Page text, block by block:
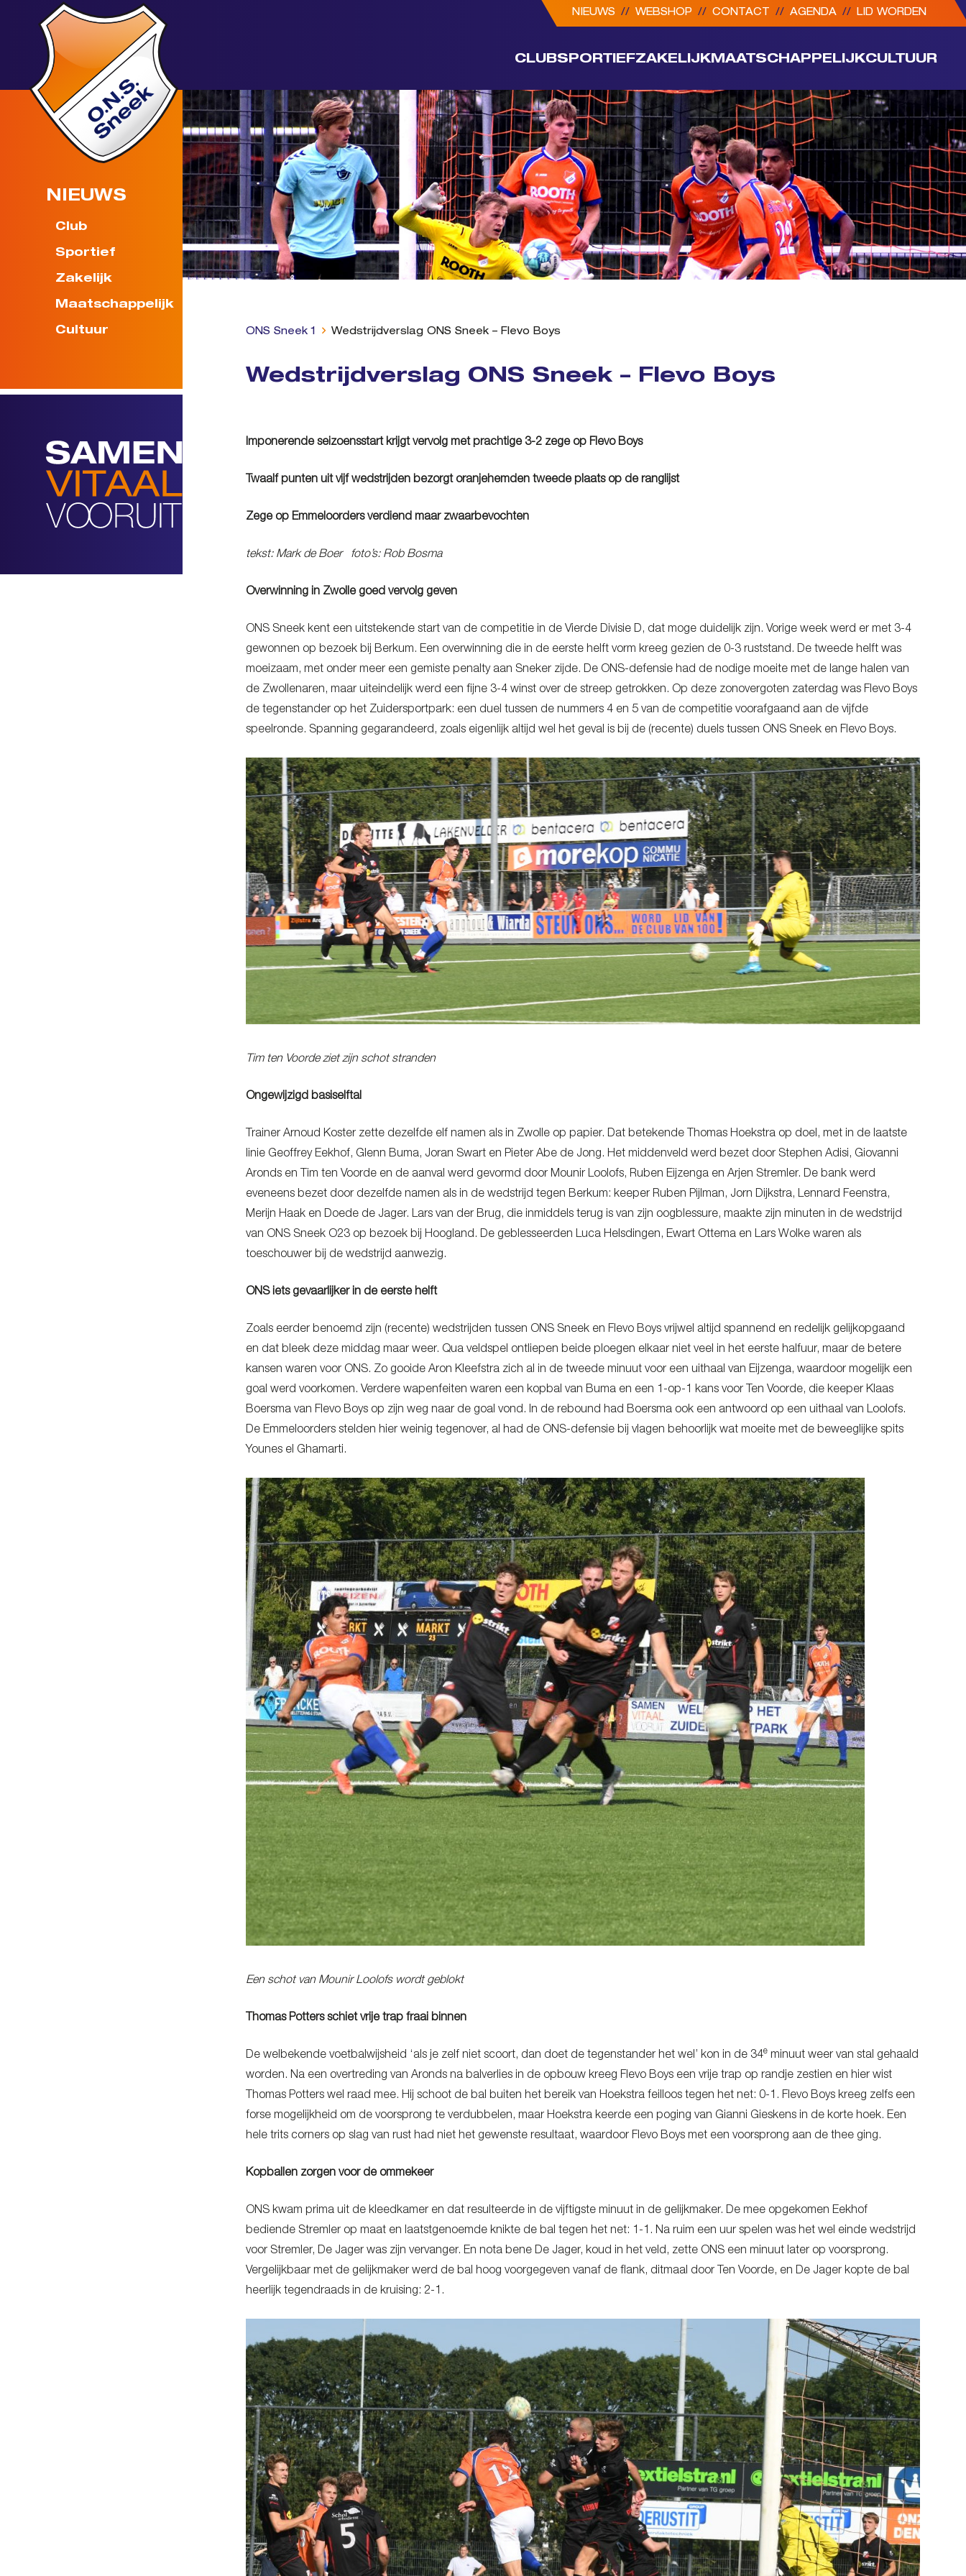
NIEUWS // WEBSHOP // CONTACT // AGENDA // LID WORDEN
CLUBSPORTIEFZAKELIJK MAATSCHAPPELIJKCULTUUR
NIEUWS
Club
Sportief
Zakelijk
Maatschappelijk
Cultuur ONS Sneek 1 Wedstrijdverslag ONS Sneek – Flevo Boys
Wedstrijdverslag ONS Sneek – Flevo Boys
Imponerende seizoensstart krijgt vervolg met prachtige 3-2 zege op Flevo Boys
Twaalf punten uit vijf wedstrijden bezorgt oranjehemden tweede plaats op de ranglijst
Zege op Emmeloorders verdiend maar zwaarbevochten
tekst: Mark de Boer foto’s: Rob Bosma
Overwinning in Zwolle goed vervolg geven
ONS Sneek kent een uitstekende start van de competitie in de Vierde Divisie D, dat moge duidelijk zijn. Vorige week werd er met 3-4
gewonnen op bezoek bij Berkum. Een overwinning die in de eerste helft vorm kreeg gezien de 0-3 ruststand. De tweede helft was
moeizaam, met onder meer een gemiste penalty aan Sneker zijde. De ONS-defensie had de nodige moeite met de lange halen van
de Zwollenaren, maar uiteindelijk werd een fijne 3-4 winst over de streep getrokken. Op deze zonovergoten zaterdag was Flevo Boys
de tegenstander op het Zuidersportpark: een duel tussen de nummers 4 en 5 van de competitie voorafgaand aan de vijfde
speelronde. Spanning gegarandeerd, zoals eigenlijk altijd wel het geval is bij de (recente) duels tussen ONS Sneek en Flevo Boys.
Tim ten Voorde ziet zijn schot stranden
Ongewijzigd basiselftal
Trainer Arnoud Koster zette dezelfde elf namen als in Zwolle op papier. Dat betekende Thomas Hoekstra op doel, met in de laatste
linie Geoffrey Eekhof, Glenn Buma, Joran Swart en Pieter Abe de Jong. Het middenveld werd bezet door Stephen Adisi, Giovanni
Aronds en Tim ten Voorde en de aanval werd gevormd door Mounir Loolofs, Ruben Eijzenga en Arjen Stremler. De bank werd
eveneens bezet door dezelfde namen als in de wedstrijd tegen Berkum: keeper Ruben Pijlman, Jorn Dijkstra, Lennard Feenstra,
Merijn Haak en Doede de Jager. Lars van der Brug, die inmiddels terug is van zijn oogblessure, maakte zijn minuten in de wedstrijd
van ONS Sneek O23 op bezoek bij Hoogland. De geblesseerden Luca Helsdingen, Ewart Ottema en Lars Wolke waren als
toeschouwer bij de wedstrijd aanwezig.
ONS iets gevaarlijker in de eerste helft
Zoals eerder benoemd zijn (recente) wedstrijden tussen ONS Sneek en Flevo Boys vrijwel altijd spannend en redelijk gelijkopgaand
en dat bleek deze middag maar weer. Qua veldspel ontliepen beide ploegen elkaar niet veel in het eerste halfuur, maar de betere
kansen waren voor ONS. Zo gooide Aron Kleefstra zich al in de tweede minuut voor een uithaal van Eijzenga, waardoor mogelijk een
goal werd voorkomen. Verdere wapenfeiten waren een kopbal van Buma en een 1-op-1 kans voor Ten Voorde, die keeper Klaas
Boersma van Flevo Boys op zijn weg naar de goal vond. In de rebound had Boersma ook een antwoord op een uithaal van Loolofs.
De Emmeloorders stelden hier weinig tegenover, al had de ONS-defensie bij vlagen behoorlijk wat moeite met de beweeglijke spits
Younes el Ghamarti.
Een schot van Mounir Loolofs wordt geblokt
Thomas Potters schiet vrije trap fraai binnen
De welbekende voetbalwijsheid ‘als je zelf niet scoort, dan doet de tegenstander het wel’ kon in de 34e minuut weer van stal gehaald
worden. Na een overtreding van Aronds na balverlies in de opbouw kreeg Flevo Boys een vrije trap op randje zestien en hier wist
Thomas Potters wel raad mee. Hij schoot de bal buiten het bereik van Hoekstra feilloos tegen het net: 0-1. Flevo Boys kreeg zelfs een
forse mogelijkheid om de voorsprong te verdubbelen, maar Hoekstra keerde een poging van Gianni Gieskens in de korte hoek. Een
hele trits corners op slag van rust had niet het gewenste resultaat, waardoor Flevo Boys met een voorsprong aan de thee ging.
Kopballen zorgen voor de ommekeer
ONS kwam prima uit de kleedkamer en dat resulteerde in de vijftigste minuut in de gelijkmaker. De mee opgekomen Eekhof
bediende Stremler op maat en laatstgenoemde knikte de bal tegen het net: 1-1. Na ruim een uur spelen was het wel einde wedstrijd
voor Stremler, De Jager was zijn vervanger. En nota bene De Jager, koud in het veld, zette ONS een minuut later op voorsprong.
Vergelijkbaar met de gelijkmaker werd de bal hoog voorgegeven vanaf de flank, ditmaal door Ten Voorde, en De Jager kopte de bal
heerlijk tegendraads in de kruising: 2-1.